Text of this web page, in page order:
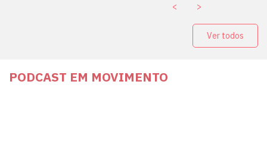
< >
Ver todos
PODCAST EM MOVIMENTO